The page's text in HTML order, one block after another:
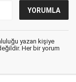
yazan kişiye
Her bir yorum